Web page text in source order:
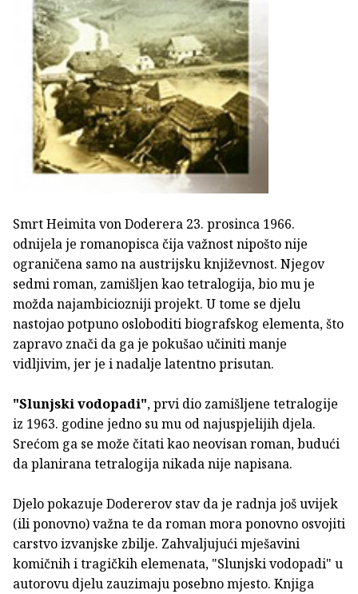
Smrt Heimita von Doderera 23. prosinca 1966.
odnijela je romanopisca čija važnost nipošto nije
ograničena samo na austrijsku književnost. Njegov
sedmi roman, zamišljen kao tetralogija, bio mu je
možda najambiciozniji projekt. U tome se djelu
nastojao potpuno osloboditi biografskog elementa, što
zapravo znači da ga je pokušao učiniti manje
vidljivim, jer je i nadalje latentno prisutan.
"Slunjski vodopadi", prvi dio zamišljene tetralogije
iz 1963. godine jedno su mu od najuspjelijih djela.
Srećom ga se može čitati kao neovisan roman, budući
da planirana tetralogija nikada nije napisana.
Djelo pokazuje Dodererov stav da je radnja još uvijek
(ili ponovno) važna te da roman mora ponovno osvojiti
carstvo izvanjske zbilje. Zahvaljujući mješavini
komičnih i tragičkih elemenata, "Slunjski vodopadi" u
autorovu djelu zauzimaju posebno mjesto. Knjiga